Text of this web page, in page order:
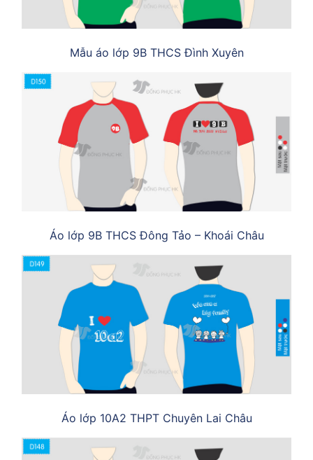
Mẫu áo lớp 9B THCS Đình Xuyên
Áo lớp 9B THCS Đông Tảo – Khoái Châu
Áo lớp 10A2 THPT Chuyên Lai Châu